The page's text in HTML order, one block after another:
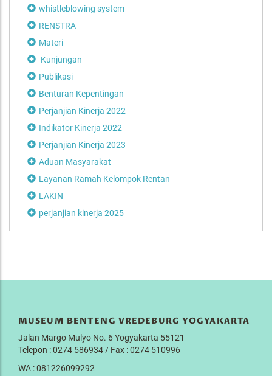
whistleblowing system
RENSTRA
Materi
Kunjungan
Publikasi
Benturan Kepentingan
Perjanjian Kinerja 2022
Indikator Kinerja 2022
Perjanjian Kinerja 2023
Aduan Masyarakat
Layanan Ramah Kelompok Rentan
LAKIN
perjanjian kinerja 2025
MUSEUM BENTENG VREDEBURG YOGYAKARTA
Jalan Margo Mulyo No. 6 Yogyakarta 55121
Telepon : 0274 586934 / Fax : 0274 510996
WA : 081226099292